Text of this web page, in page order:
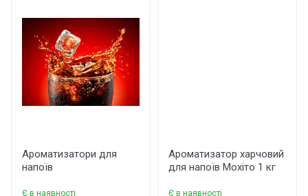
Бренд
Арома
Країна виробник
Україна
Написати відгук
Рейтинг
Ароматизатори для
напоїв
Є в наявності
Ароматизатор харчовий
для напоїв Мохіто 1 кг
Є в наявності